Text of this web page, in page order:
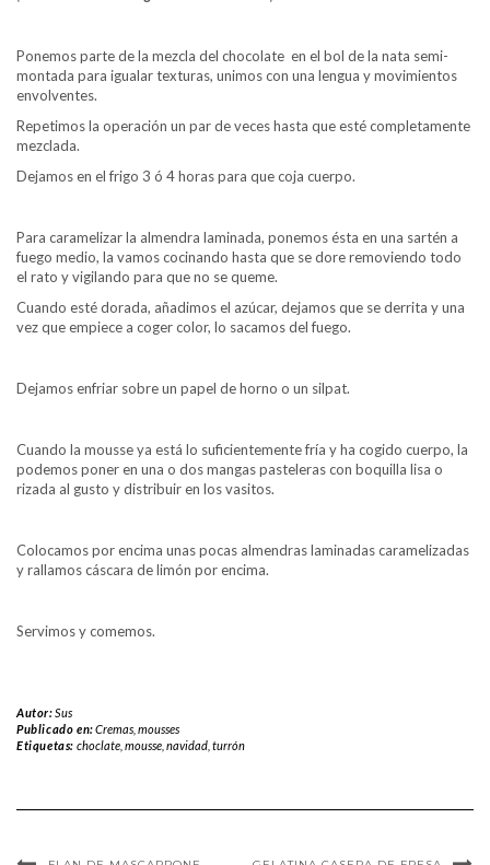
Ponemos parte de la mezcla del chocolate en el bol de la nata semi-
montada para igualar texturas, unimos con una lengua y movimientos
envolventes.
Repetimos la operación un par de veces hasta que esté completamente
mezclada.
Dejamos en el frigo 3 ó 4 horas para que coja cuerpo.
Para caramelizar la almendra laminada, ponemos ésta en una sartén a
fuego medio, la vamos cocinando hasta que se dore removiendo todo
el rato y vigilando para que no se queme.
Cuando esté dorada, añadimos el azúcar, dejamos que se derrita y una
vez que empiece a coger color, lo sacamos del fuego.
Dejamos enfriar sobre un papel de horno o un silpat.
Cuando la mousse ya está lo suficientemente fría y ha cogido cuerpo, la
podemos poner en una o dos mangas pasteleras con boquilla lisa o
rizada al gusto y distribuir en los vasitos.
Colocamos por encima unas pocas almendras laminadas caramelizadas
y rallamos cáscara de limón por encima.
Servimos y comemos.
Autor:Sus
Publicado en:Cremas, mousses
Etiquetas: choclate, mousse, navidad, turrón